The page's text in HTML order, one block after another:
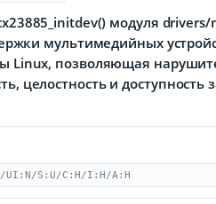
модуля
мультимедийных
Linux, позволяющая
целостность и
UI:N/S:U/C:H/I:H/A:H